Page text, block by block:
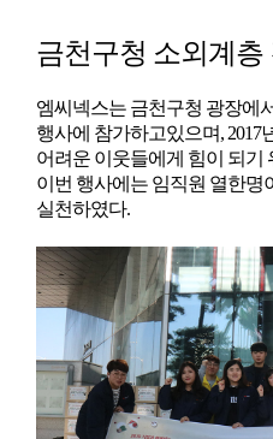
금천구청 소외계
엠씨넥스는 금천구청 광장에
행사에 참가하고있으며, 2017
어려운 이웃들에게 힘이 되기
이번 행사에는 임직원 열한명
실천하였다.